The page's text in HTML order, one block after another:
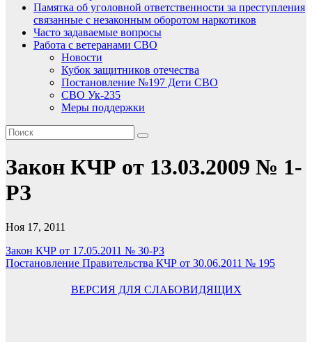
Памятка об уголовной ответственности за преступления
связанные с незаконным оборотом наркотиков
Часто задаваемые вопросы
Работа с ветеранами СВО
Новости
Кубок защитников отечества
Постановление №197 Дети СВО
СВО Ук-235
Меры поддержки
Закон КЧР от 13.03.2009 № 1-
РЗ
Ноя 17, 2011
Навигация
по
Закон КЧР от 17.05.2011 № 30-РЗ
Постановление Правительства КЧР от 30.06.2011 № 195
ВЕРСИЯ ДЛЯ СЛАБОВИДЯЩИХ